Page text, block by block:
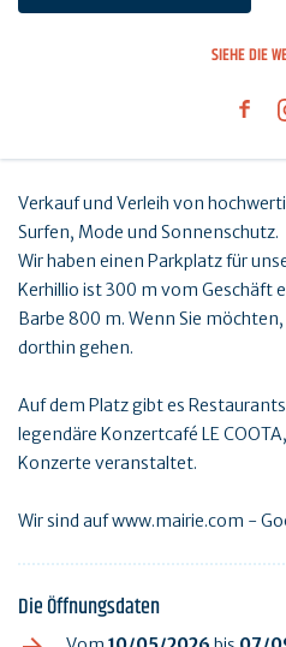
SIEHE DIE
Verkauf und Verleih von
Surfen, Mode und Sonnenschutz.
Wir haben einen Parkplatz für
Kerhillio ist 300 m vom Geschäft
Barbe 800 m. Wenn Sie
dorthin gehen.
Auf dem Platz gibt es
legendäre Konzertcafé LE
Konzerte veranstaltet.
Wir sind auf www.mairie.com -
Die Öffnungsdaten